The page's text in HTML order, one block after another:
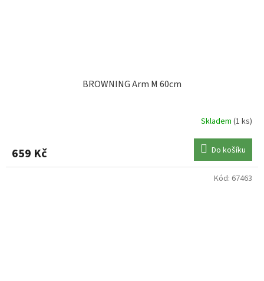
BROWNING Arm M 60cm
Skladem (1 ks)
659 Kč Do košíku
Kód: 67463